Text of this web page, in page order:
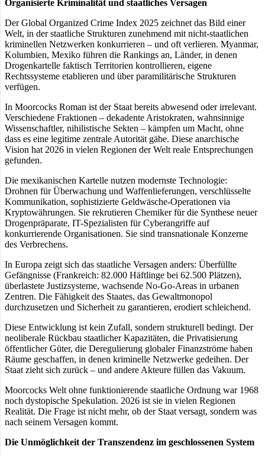
Organisierte Kriminalität und staatliches Versagen
Der Global Organized Crime Index 2025 zeichnet das Bild einer
Welt, in der staatliche Strukturen zunehmend mit nicht-staatlichen
kriminellen Netzwerken konkurrieren – und oft verlieren. Myanmar,
Kolumbien, Mexiko führen die Rankings an, Länder, in denen
Drogenkartelle faktisch Territorien kontrollieren, eigene
Rechtssysteme etablieren und über paramilitärische Strukturen
verfügen.
In Moorcocks Roman ist der Staat bereits abwesend oder irrelevant.
Verschiedene Fraktionen – dekadente Aristokraten, wahnsinnige
Wissenschaftler, nihilistische Sekten – kämpfen um Macht, ohne
dass es eine legitime zentrale Autorität gäbe. Diese anarchische
Vision hat 2026 in vielen Regionen der Welt reale Entsprechungen
gefunden.
Die mexikanischen Kartelle nutzen modernste Technologie:
Drohnen für Überwachung und Waffenlieferungen, verschlüsselte
Kommunikation, sophistizierte Geldwäsche-Operationen via
Kryptowährungen. Sie rekrutieren Chemiker für die Synthese neuer
Drogenpräparate, IT-Spezialisten für Cyberangriffe auf
konkurrierende Organisationen. Sie sind transnationale Konzerne
des Verbrechens.
In Europa zeigt sich das staatliche Versagen anders: Überfüllte
Gefängnisse (Frankreich: 82.000 Häftlinge bei 62.500 Plätzen),
überlastete Justizsysteme, wachsende No-Go-Areas in urbanen
Zentren. Die Fähigkeit des Staates, das Gewaltmonopol
durchzusetzen und Sicherheit zu garantieren, erodiert schleichend.
Diese Entwicklung ist kein Zufall, sondern strukturell bedingt. Der
neoliberale Rückbau staatlicher Kapazitäten, die Privatisierung
öffentlicher Güter, die Deregulierung globaler Finanzströme haben
Räume geschaffen, in denen kriminelle Netzwerke gedeihen. Der
Staat zieht sich zurück – und andere Akteure füllen das Vakuum.
Moorcocks Welt ohne funktionierende staatliche Ordnung war 1968
noch dystopische Spekulation. 2026 ist sie in vielen Regionen
Realität. Die Frage ist nicht mehr, ob der Staat versagt, sondern was
nach seinem Versagen kommt.
Die Unmöglichkeit der Transzendenz im geschlossenen System